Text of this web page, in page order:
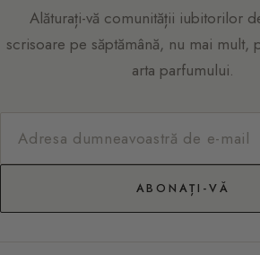
Alăturați-vă comunității iubitorilor
scrisoare pe săptămână, nu mai mult,
arta parfumului.
ABONAȚI-VĂ